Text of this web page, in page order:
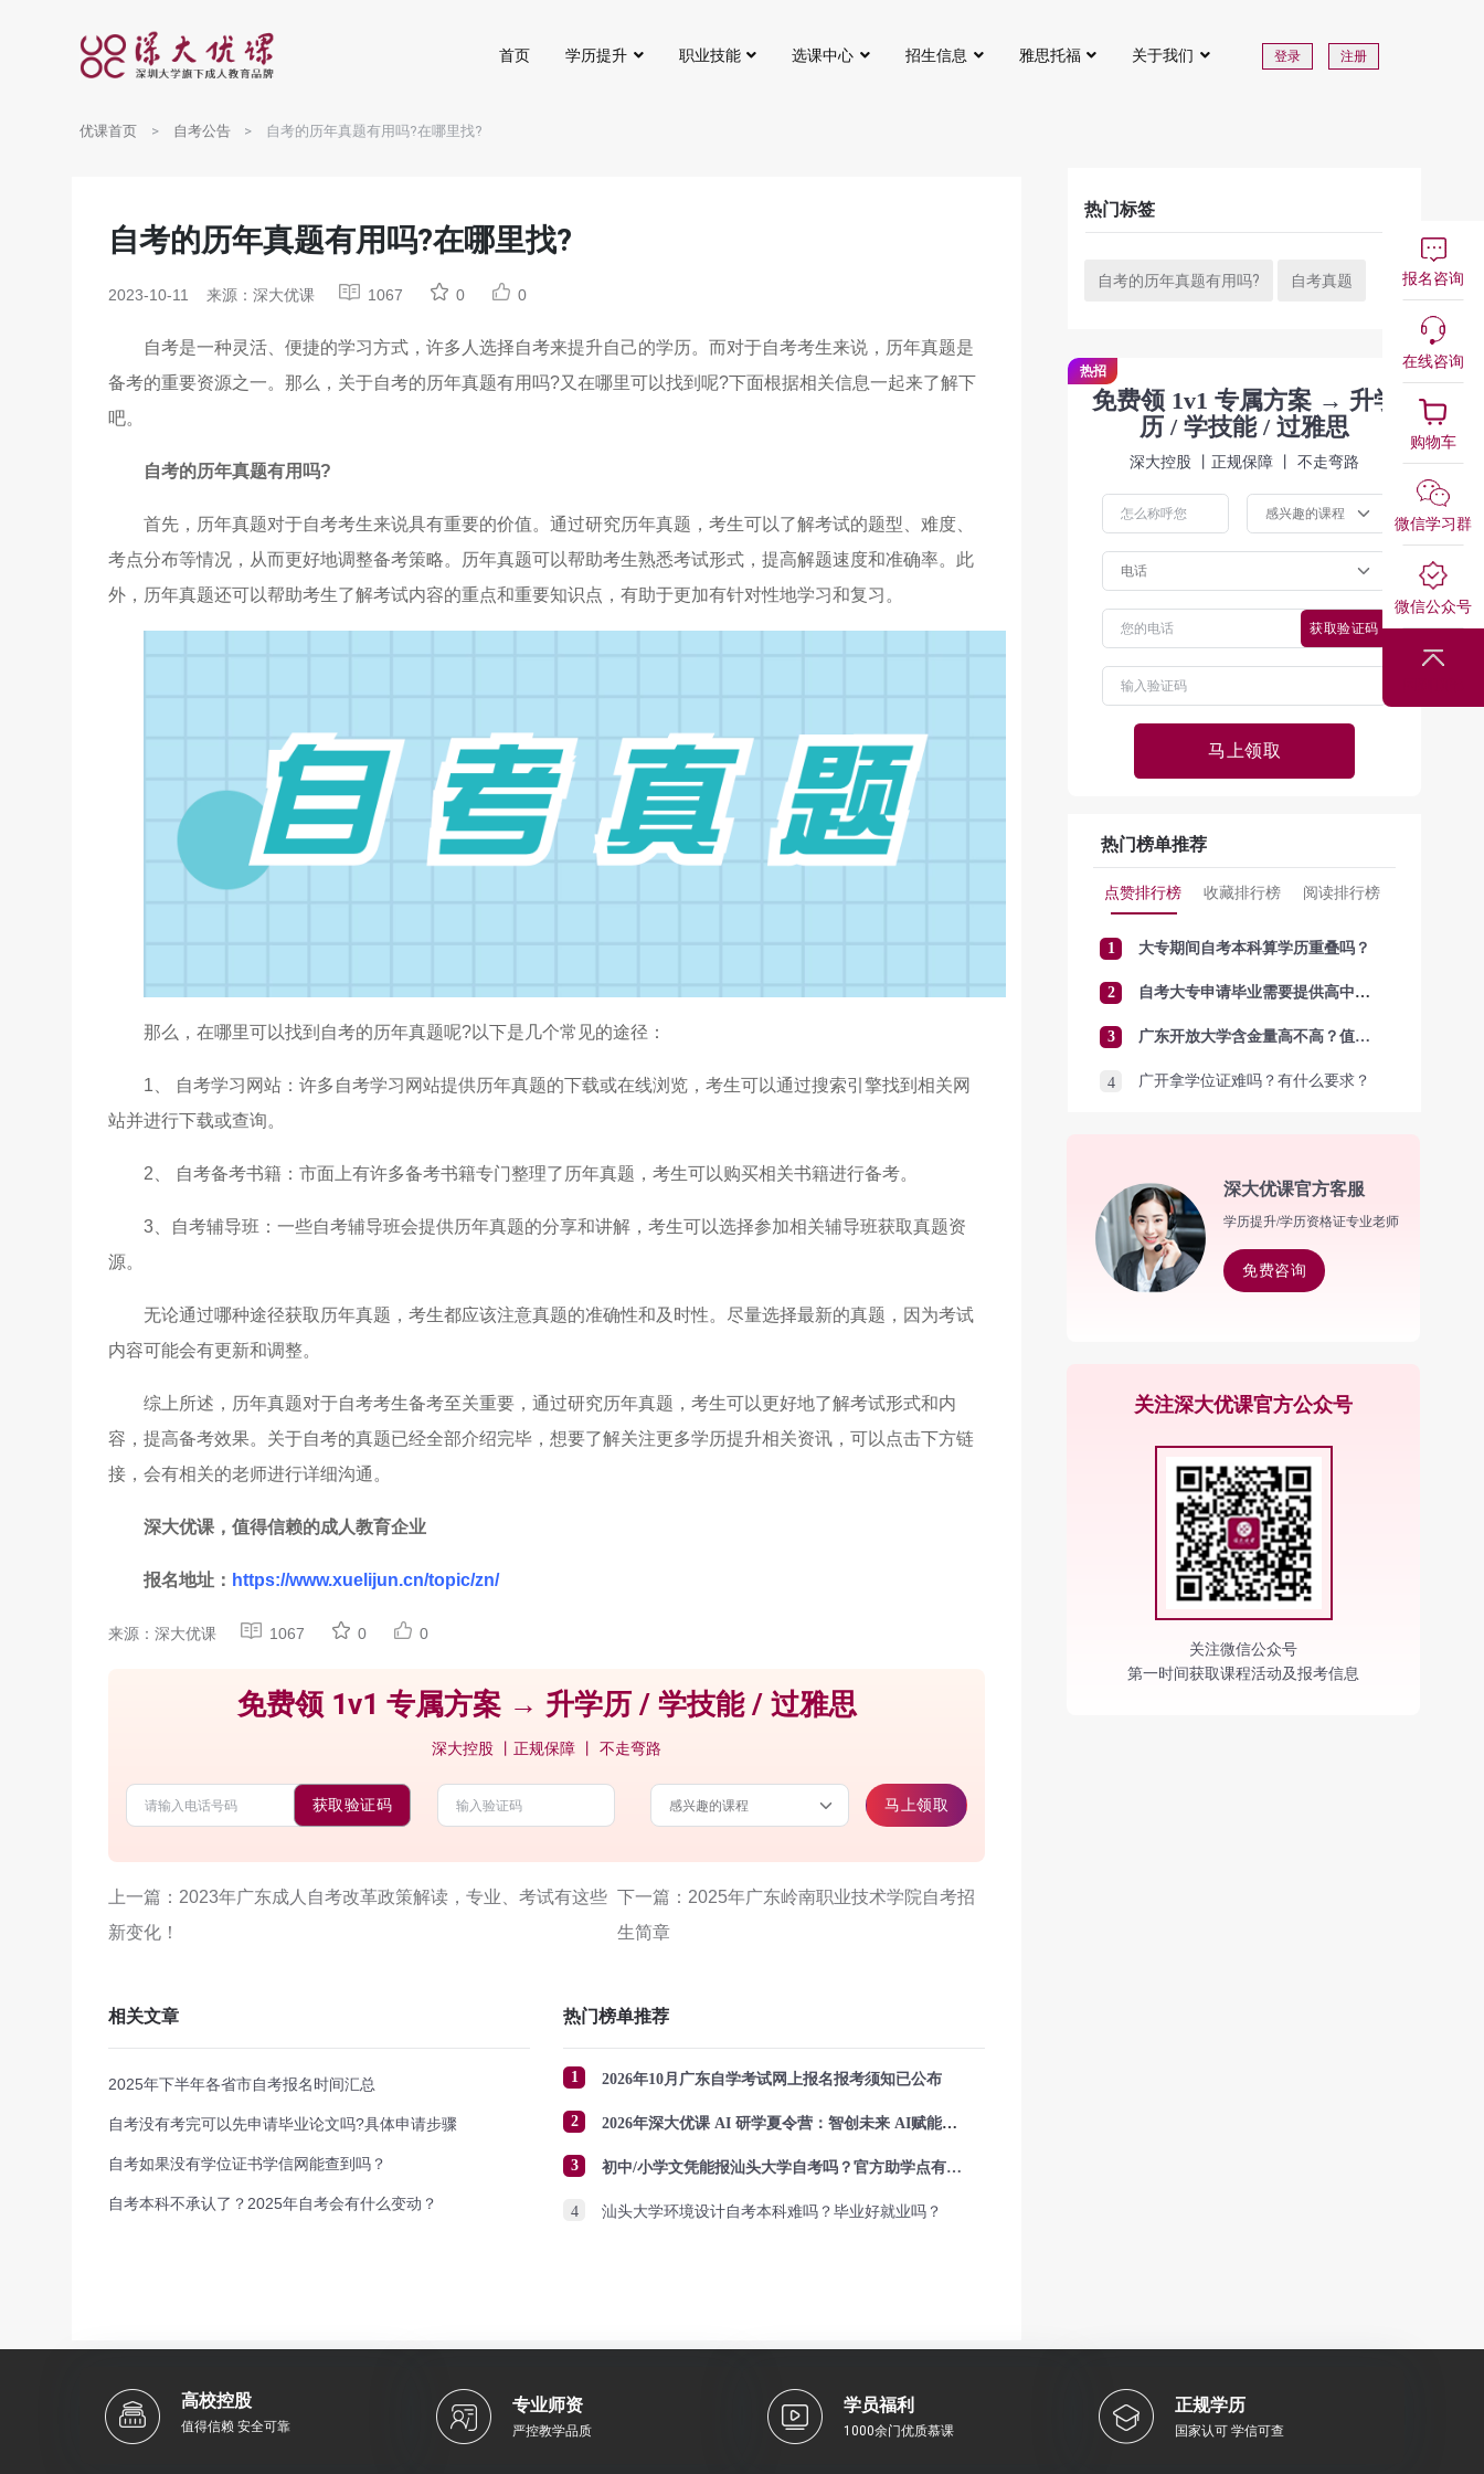
首页 学历提升 职业技能 选课中心 招生信息 雅思托福 关于我们 登录 注册
优课首页 自考公告 自考的历年真题有用吗?在哪里找?
自考的历年真题有用吗?在哪里找?
2023-10-11 来源：深大优课 1067 0 0
自考是一种灵活、便捷的学习方式，许多人选择自考来提升自己的学历。而对于自考考生来说，历年真题是
备考的重要资源之一。那么，关于自考的历年真题有用吗?又在哪里可以找到呢?下面根据相关信息一起来了解下
吧。
自考的历年真题有用吗?
首先，历年真题对于自考考生来说具有重要的价值。通过研究历年真题，考生可以了解考试的题型、难度、
考点分布等情况，从而更好地调整备考策略。历年真题可以帮助考生熟悉考试形式，提高解题速度和准确率。此
外，历年真题还可以帮助考生了解考试内容的重点和重要知识点，有助于更加有针对性地学习和复习。
那么，在哪里可以找到自考的历年真题呢?以下是几个常见的途径：
1、 自考学习网站：许多自考学习网站提供历年真题的下载或在线浏览，考生可以通过搜索引擎找到相关网
站并进行下载或查询。
2、 自考备考书籍：市面上有许多备考书籍专门整理了历年真题，考生可以购买相关书籍进行备考。
3、自考辅导班：一些自考辅导班会提供历年真题的分享和讲解，考生可以选择参加相关辅导班获取真题资
源。
无论通过哪种途径获取历年真题，考生都应该注意真题的准确性和及时性。尽量选择最新的真题，因为考试
内容可能会有更新和调整。
综上所述，历年真题对于自考考生备考至关重要，通过研究历年真题，考生可以更好地了解考试形式和内
容，提高备考效果。关于自考的真题已经全部介绍完毕，想要了解关注更多学历提升相关资讯，可以点击下方链
接，会有相关的老师进行详细沟通。
深大优课，值得信赖的成人教育企业
报名地址： https://www.xuelijun.cn/topic/zn/
来源：深大优课 1067 0 0
免费领 1v1 专属方案 → 升学历 / 学技能 / 过雅思
深大控股 丨正规保障 丨 不走弯路
获取验证码 马上领取
上一篇：2023年广东成人自考改革政策解读，专业、考试有这些
新变化！
下一篇：2025年广东岭南职业技术学院自考招
生简章
相关文章
2025年下半年各省市自考报名时间汇总
自考没有考完可以先申请毕业论文吗?具体申请步骤
自考如果没有学位证书学信网能查到吗？
自考本科不承认了？2025年自考会有什么变动？
热门榜单推荐
1 2026年10月广东自学考试网上报名报考须知已公布
2 2026年深大优课 AI 研学夏令营：智创未来 AI赋能成长
3 初中/小学文凭能报汕头大学自考吗？官方助学点有哪些？怎么报名？
4 汕头大学环境设计自考本科难吗？毕业好就业吗？
热门标签
自考的历年真题有用吗? 自考真题
免费领 1v1 专属方案 → 升学
历 / 学技能 / 过雅思
深大控股 丨正规保障 丨 不走弯路
热招
获取验证码
马上领取
热门榜单推荐
点赞排行榜 收藏排行榜 阅读排行榜
1 大专期间自考本科算学历重叠吗？
2 自考大专申请毕业需要提供高中毕业证吗？
3 广东开放大学含金量高不高？值得报考吗？
4 广开拿学位证难吗？有什么要求？
深大优课官方客服
学历提升/学历资格证专业老师
免费咨询
关注深大优课官方公众号
关注微信公众号
第一时间获取课程活动及报考信息
高校控股
值得信赖 安全可靠
专业师资
严控教学品质
学员福利
1000余门优质慕课
正规学历
国家认可 学信可查
报名咨询
在线咨询
购物车
微信学习群
微信公众号